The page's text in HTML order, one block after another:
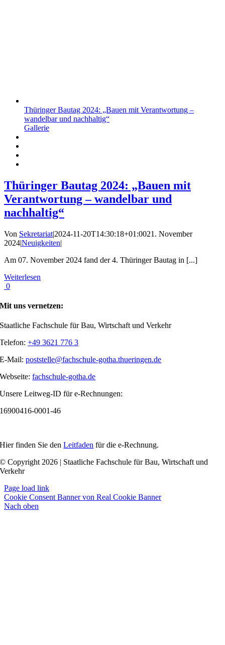
Thüringer Bautag 2024: „Bauen mit Verantwortung –
wandelbar und nachhaltig“
Gallerie
Thüringer Bautag 2024: „Bauen mit
Verantwortung – wandelbar und
nachhaltig“
Von Sekretariat|2024-11-20T14:30:18+01:0021. November
2024|Neuigkeiten|
Am 07. November 2024 fand der 4. Thüringer Bautag in [...]
Weiterlesen
0
Mit uns vernetzen:
Staatliche Fachschule für Bau, Wirtschaft und Verkehr
Telefon:+49 3621 776 3
E-Mail:poststelle@fachschule-gotha.thueringen.de
Webseite:fachschule-gotha.de
Unsere Leitweg-ID für e-Rechnungen:
16900416-0001-46
Hier finden Sie denLeitfaden für die e-Rechnung.
© Copyright 2026 | Staatliche Fachschule für Bau, Wirtschaft und
Verkehr
Page load link
Cookie Consent Banner von Real Cookie Banner
Nach oben